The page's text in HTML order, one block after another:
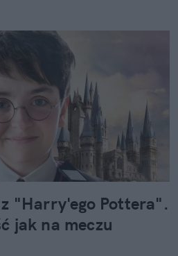
z "Harry'ego Pottera".
jak na meczu